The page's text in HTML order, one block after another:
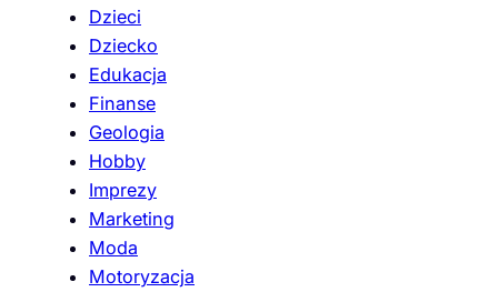
Dzieci
Dziecko
Edukacja
Finanse
Geologia
Hobby
Imprezy
Marketing
Moda
Motoryzacja